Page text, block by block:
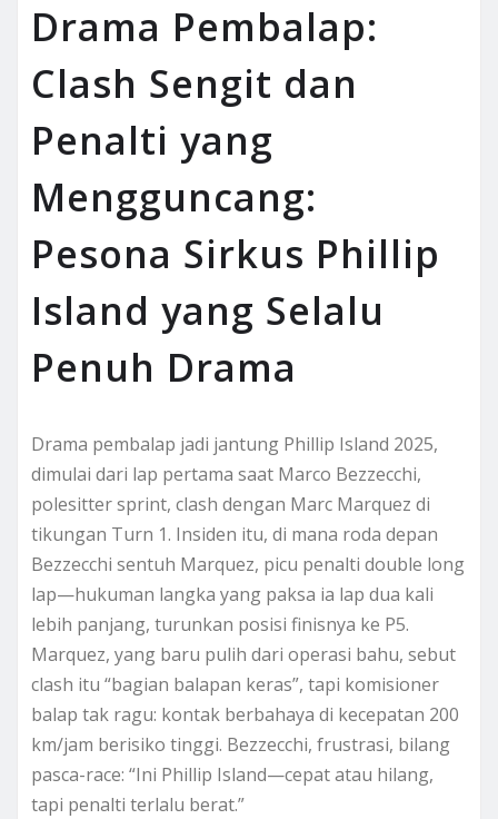
Drama Pembalap:
Clash Sengit dan
Penalti yang
Mengguncang:
Pesona Sirkus Phillip
Island yang Selalu
Penuh Drama
Drama pembalap jadi jantung Phillip Island 2025,
dimulai dari lap pertama saat Marco Bezzecchi,
polesitter sprint, clash dengan Marc Marquez di
tikungan Turn 1. Insiden itu, di mana roda depan
Bezzecchi sentuh Marquez, picu penalti double long
lap—hukuman langka yang paksa ia lap dua kali
lebih panjang, turunkan posisi finisnya ke P5.
Marquez, yang baru pulih dari operasi bahu, sebut
clash itu “bagian balapan keras”, tapi komisioner
balap tak ragu: kontak berbahaya di kecepatan 200
km/jam berisiko tinggi. Bezzecchi, frustrasi, bilang
pasca-race: “Ini Phillip Island—cepat atau hilang,
tapi penalti terlalu berat.”